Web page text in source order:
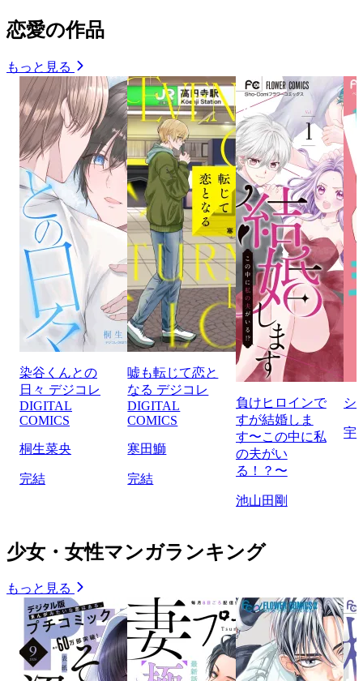
恋愛の作品
もっと見る
染谷くんとの
日々 デジコレ
DIGITAL
COMICS
桐生菜央
完結
嘘も転じて恋と
なる デジコレ
DIGITAL
COMICS
寒田鰤
完結
負けヒロインで
すが結婚しま
す〜この中に私
の夫がい
る！？〜
池山田剛
シ
宇
少女・女性マンガランキング
もっと見る